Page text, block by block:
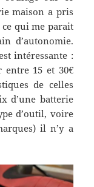
maison a pris
qui me parait
d’autonomie.
intéressante :
entre 15 et 30€
de celles
d’une batterie
d’outil, voire
il n’y a